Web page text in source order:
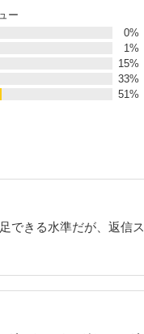
ー
0%
1%
15%
33%
51%
できる水準だが、返信ス